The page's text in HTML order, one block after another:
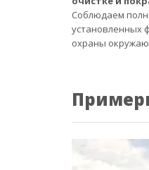
Соблюдаем
установленных
охраны